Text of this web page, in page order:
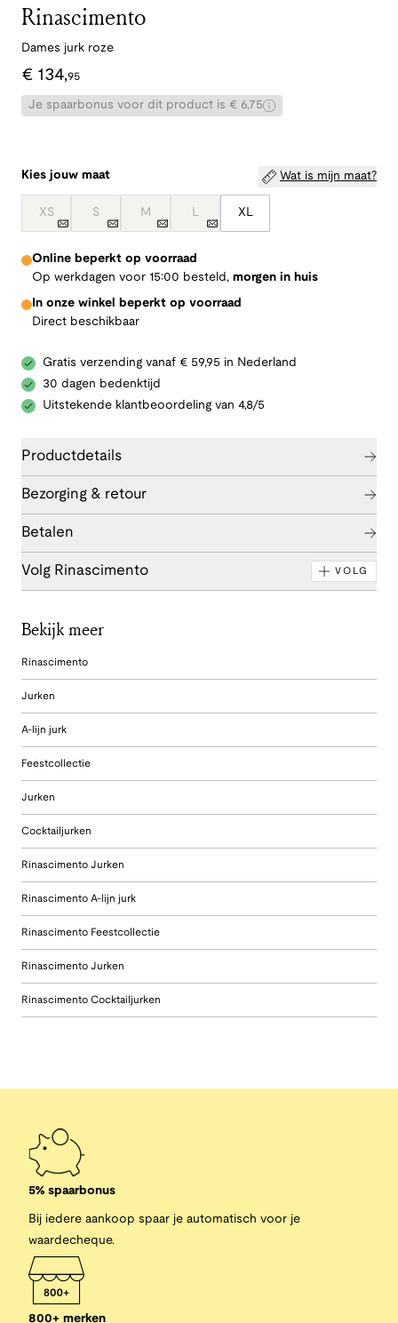
Rinascimento
Dames jurk roze
€ 134,95
Je spaarbonus voor dit product is € 6,75
Kies jouw maat Wat is mijn maat?
XS S M L XL
Online beperkt op voorraad
Op werkdagen voor 15:00 besteld, morgen in huis
In onze winkel beperkt op voorraad
Direct beschikbaar
Gratis verzending vanaf € 59,95 in Nederland
30 dagen bedenktijd
Uitstekende klantbeoordeling van 4,8/5
Productdetails
Bezorging & retour
Betalen
Volg Rinascimento VOLG
Bekijk meer
Rinascimento
Jurken
A-lijn jurk
Feestcollectie
Jurken
Cocktailjurken
Rinascimento Jurken
Rinascimento A-lijn jurk
Rinascimento Feestcollectie
Rinascimento Jurken
Rinascimento Cocktailjurken
5% spaarbonus
Bij iedere aankoop spaar je automatisch voor je
waardecheque.
800+ merken